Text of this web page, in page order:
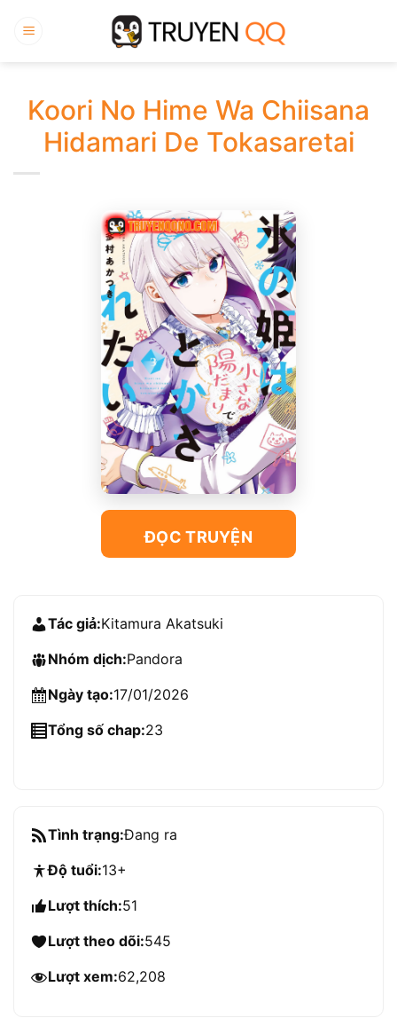
qua
Koori No Hime Wa Chiisana
Hidamari De Tokasaretai
ĐỌC TRUYỆN
Tác giả:Kitamura Akatsuki
Nhóm dịch:Pandora
Ngày tạo:17/01/2026
Tổng số chap:23
Tình trạng:Đang ra
Độ tuổi:13+
Lượt thích:51
Lượt theo dõi:545
Lượt xem:62,208